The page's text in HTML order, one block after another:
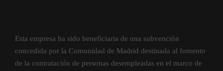
Esta empresa ha sido beneficiaria de una subvención
concedida por la Comunidad de Madrid destinada al fomento
de la contratación de personas desempleadas en el marco de